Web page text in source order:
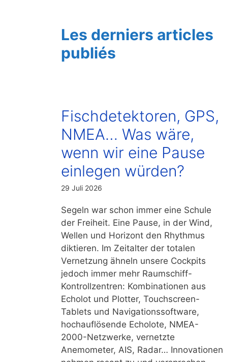
Les derniers articles
publiés
Fischdetektoren, GPS,
NMEA… Was wäre,
wenn wir eine Pause
einlegen würden?
29 Juli 2026
Segeln war schon immer eine Schule
der Freiheit. Eine Pause, in der Wind,
Wellen und Horizont den Rhythmus
diktieren. Im Zeitalter der totalen
Vernetzung ähneln unsere Cockpits
jedoch immer mehr Raumschiff-
Kontrollzentren: Kombinationen aus
Echolot und Plotter, Touchscreen-
Tablets und Navigationssoftware,
hochauflösende Echolote, NMEA-
2000-Netzwerke, vernetzte
Anemometer, AIS, Radar… Innovationen